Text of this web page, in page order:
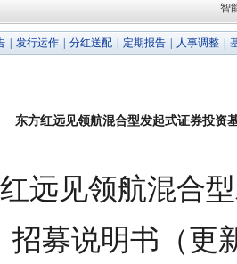
智
发行运作 分红送配 定期报告 人事调整
东方红远见领航混合型发起式证券投资
远见领航混合
招募说明书（